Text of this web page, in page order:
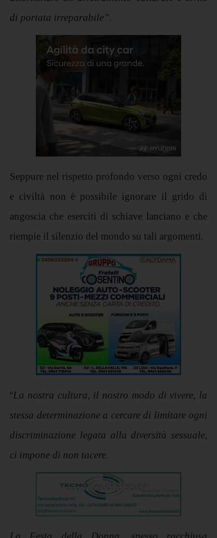
di portata irreparabile”.
Seppure nel rispetto profondo verso ogni credo
e civiltà non è possibile ignorare il grido di
angoscia che eserciti di schiave lanciano e che
riempie il silenzio del mondo su tali argomenti.
“La nostra cultura, il nostro modo di vivere, la
stessa determinazione a cercare di limitare ogni
discriminazione legata alla diversità sessuale,
ci impone di non tacere.